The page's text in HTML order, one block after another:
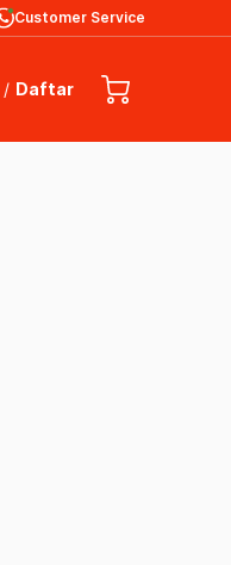
Customer Service
/ Daftar